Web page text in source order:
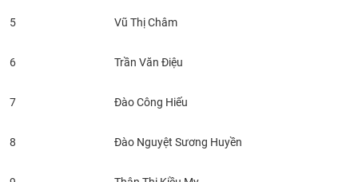
5 Vũ Thị Châm
6 Trần Văn Điệu
7 Đào Công Hiếu
8 Đào Nguyệt Sương Huyền